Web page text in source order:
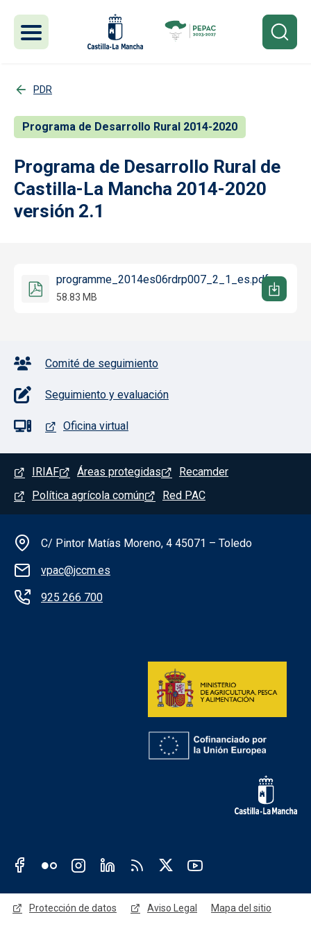
PDR
Programa de Desarrollo Rural 2014-2020
Programa de Desarrollo Rural de
Castilla-La Mancha 2014-2020
versión 2.1
programme_2014es06rdrp007_2_1_es.pdf
58.83 MB
Pie de página con iconos
Comité de seguimiento
Seguimiento y evaluación
Oficina virtual
Menú del pie
IRIAF Áreas protegidas
Recamder
Política agrícola común
Red PAC
Información de la institución
C/ Pintor Matías Moreno, 4 45071 – Toledo
vpac@jccm.es
925 266 700
Redes sociales JCCM
Menú legal
Protección de datos Aviso Legal Mapa del sitio